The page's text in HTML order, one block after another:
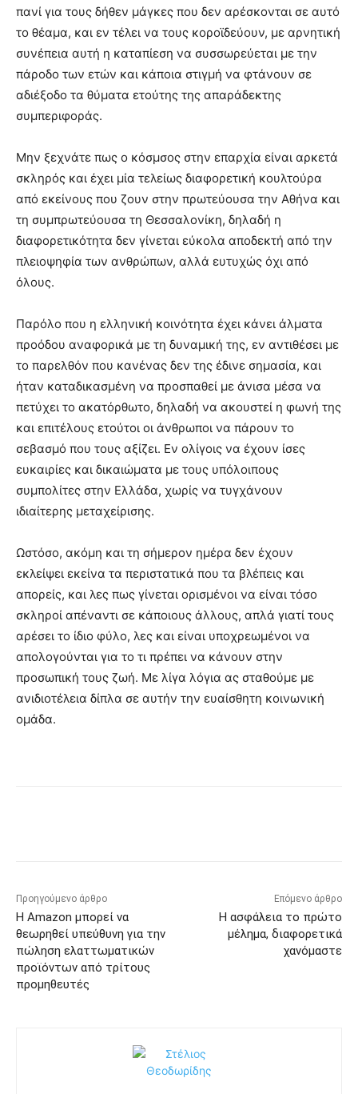
πανί για τους δήθεν μάγκες που δεν αρέσκονται σε αυτό
το θέαμα, και εν τέλει να τους κοροϊδεύουν, με αρνητική
συνέπεια αυτή η καταπίεση να συσσωρεύεται με την
πάροδο των ετών και κάποια στιγμή να φτάνουν σε
αδιέξοδο τα θύματα ετούτης της απαράδεκτης
συμπεριφοράς.
Μην ξεχνάτε πως ο κόσμσος στην επαρχία είναι αρκετά
σκληρός και έχει μία τελείως διαφορετική κουλτούρα
από εκείνους που ζουν στην πρωτεύουσα την Αθήνα και
τη συμπρωτεύουσα τη Θεσσαλονίκη, δηλαδή η
διαφορετικότητα δεν γίνεται εύκολα αποδεκτή από την
πλειοψηφία των ανθρώπων, αλλά ευτυχώς όχι από
όλους.
Παρόλο που η ελληνική κοινότητα έχει κάνει άλματα
προόδου αναφορικά με τη δυναμική της, εν αντιθέσει με
το παρελθόν που κανένας δεν της έδινε σημασία, και
ήταν καταδικασμένη να προσπαθεί με άνισα μέσα να
πετύχει το ακατόρθωτο, δηλαδή να ακουστεί η φωνή της
και επιτέλους ετούτοι οι άνθρωποι να πάρουν το
σεβασμό που τους αξίζει. Εν ολίγοις να έχουν ίσες
ευκαιρίες και δικαιώματα με τους υπόλοιπους
συμπολίτες στην Ελλάδα, χωρίς να τυγχάνουν
ιδιαίτερης μεταχείρισης.
Ωστόσο, ακόμη και τη σήμερον ημέρα δεν έχουν
εκλείψει εκείνα τα περιστατικά που τα βλέπεις και
απορείς, και λες πως γίνεται ορισμένοι να είναι τόσο
σκληροί απέναντι σε κάποιους άλλους, απλά γιατί τους
αρέσει το ίδιο φύλο, λες και είναι υποχρεωμένοι να
απολογούνται για το τι πρέπει να κάνουν στην
προσωπική τους ζωή. Με λίγα λόγια ας σταθούμε με
ανιδιοτέλεια δίπλα σε αυτήν την ευαίσθητη κοινωνική
ομάδα.
Προηγούμενο άρθρο
Η Amazon μπορεί να
θεωρηθεί υπεύθυνη για την
πώληση ελαττωματικών
προϊόντων από τρίτους
προμηθευτές
Επόμενο άρθρο
Η ασφάλεια το πρώτο
μέλημα, διαφορετικά
χανόμαστε